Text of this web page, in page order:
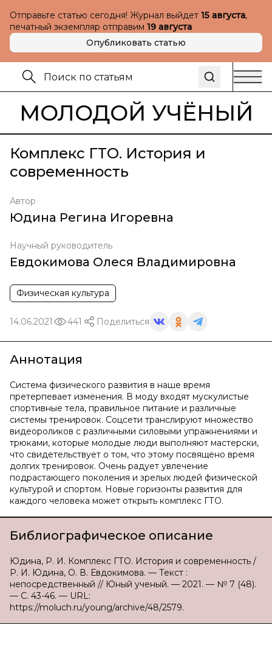
Отправьте статью сегодня! Журнал выйдет 15 августа,
печатный экземпляр отправим 19 августа
Опубликовать статью
МОЛОДОЙ УЧЁНЫЙ
Комплекс ГТО. История и
современность
Автор
Юдина Регина Игоревна
Научный руководитель
Евдокимова Олеся Владимировна
Физическая культура
14.06.2021 441 Поделиться
Аннотация
Система физического развития в наше время
претерпевает изменения. В моду входят мускулистые
спортивные тела, правильное питание и различные
системы тренировок. Соцсети транслируют множество
видеороликов с различными силовыми упражнениями и
трюками, которые молодые люди выполняют мастерски,
что свидетельствует о том, что этому посвящено время
долгих тренировок. Очень радует увлечение
подрастающего поколения и зрелых людей физической
культурой и спортом. Новые горизонты развития для
каждого человека может открыть комплекс ГТО.
Библиографическое описание
Юдина, Р. И. Комплекс ГТО. История и современность /
Р. И. Юдина, О. В. Евдокимова. — Текст :
непосредственный // Юный ученый. — 2021. — № 7 (48).
— С. 43-46. — URL:
https://moluch.ru/young/archive/48/2579.